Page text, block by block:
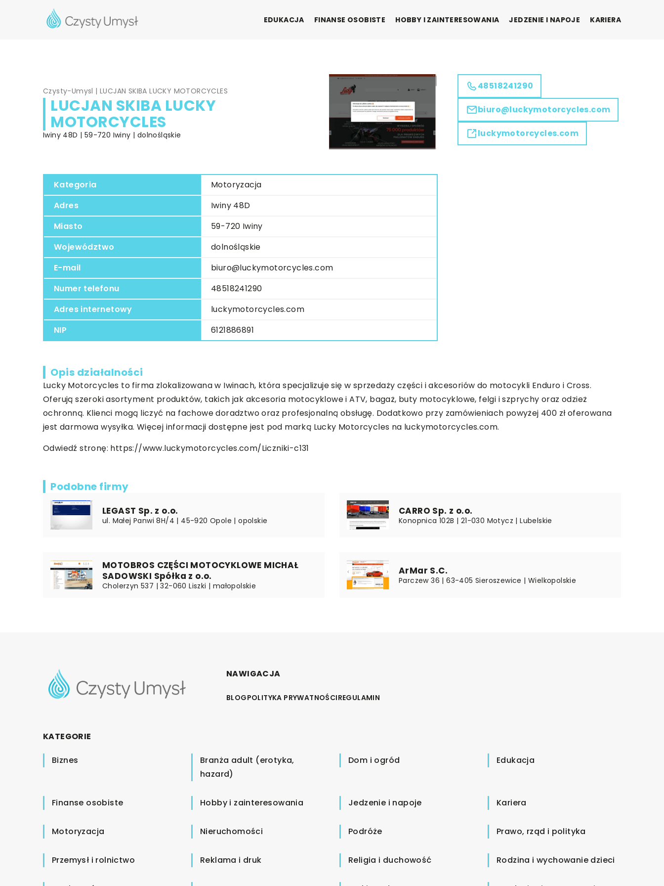
EDUKACJA FINANSE OSOBISTE HOBBY I ZAINTERESOWANIA JEDZENIE I NAPOJE KARIERA
Czysty-Umysl |LUCJAN SKIBA LUCKY MOTORCYCLES
LUCJAN SKIBA LUCKY
MOTORCYCLES
Iwiny 48D | 59-720 Iwiny | dolnośląskie
Kategoria
Motoryzacja
Adres
Iwiny 48D
Miasto
59-720 Iwiny
Województwo
dolnośląskie
E-mail
biuro@luckymotorcycles.com
Numer telefonu
48518241290
Adres internetowy
luckymotorcycles.com
NIP
6121886891
48518241290
biuro@luckymotorcycles.com
luckymotorcycles.com
Opis działalności
Lucky Motorcycles to firma zlokalizowana w Iwinach, która specjalizuje się w sprzedaży części i akcesoriów do motocykli Enduro i Cross.
Oferują szeroki asortyment produktów, takich jak akcesoria motocyklowe i ATV, bagaż, buty motocyklowe, felgi i szprychy oraz odzież
ochronną. Klienci mogą liczyć na fachowe doradztwo oraz profesjonalną obsługę. Dodatkowo przy zamówieniach powyżej 400 zł oferowana
jest darmowa wysyłka. Więcej informacji dostępne jest pod marką Lucky Motorcycles na luckymotorcycles.com.
Odwiedź stronę: https://www.luckymotorcycles.com/Liczniki-c131
Podobne firmy
LEGAST Sp. z o.o.
ul. Małej Panwi 8H/4 | 45-920 Opole | opolskie
CARRO Sp. z o.o.
Konopnica 102B | 21-030 Motycz | Lubelskie
MOTOBROS CZĘŚCI MOTOCYKLOWE MICHAŁ
SADOWSKI Spółka z o.o.
Cholerzyn 537 | 32-060 Liszki | małopolskie
ArMar S.C.
Parczew 36 | 63-405 Sieroszewice | Wielkopolskie
NAWIGACJA
BLOGPOLITYKA PRYWATNOŚCIREGULAMIN
KATEGORIE
Biznes
Branża adult (erotyka,
hazard)
Dom i ogród Edukacja
Finanse osobiste Hobby i zainteresowania Jedzenie i napoje Kariera
Motoryzacja Nieruchomości Podróże Prawo, rząd i polityka
Przemysł i rolnictwo Reklama i druk Religia i duchowość Rodzina i wychowanie dzieci